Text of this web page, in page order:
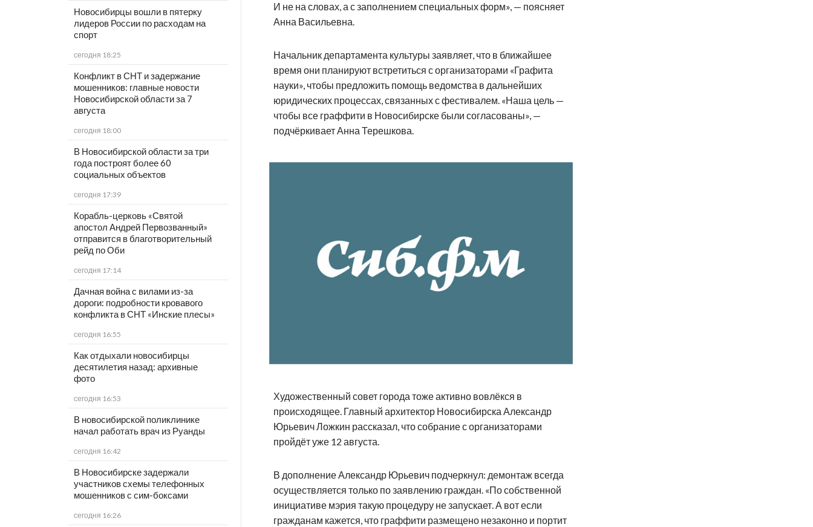
Новосибирцы вошли в пятерку
лидеров России по расходам на
спорт
сегодня 18:25
Конфликт в СНТ и задержание
мошенников: главные новости
Новосибирской области за 7
августа
сегодня 18:00
В Новосибирской области за три
года построят более 60
социальных объектов
сегодня 17:39
Корабль-церковь «Святой
апостол Андрей Первозванный»
отправится в благотворительный
рейд по Оби
сегодня 17:14
Дачная война с вилами из-за
дороги: подробности кровавого
конфликта в СНТ «Инские плесы»
сегодня 16:55
Как отдыхали новосибирцы
десятилетия назад: архивные
фото
сегодня 16:53
В новосибирской поликлинике
начал работать врач из Руанды
сегодня 16:42
В Новосибирске задержали
участников схемы телефонных
мошенников с сим-боксами
сегодня 16:26
И не на словах, а с заполнением специальных форм», — поясняет
Анна Васильевна.
Начальник департамента культуры заявляет, что в ближайшее
время они планируют встретиться с организаторами «Графита
науки», чтобы предложить помощь ведомства в дальнейших
юридических процессах, связанных с фестивалем. «Наша цель —
чтобы все граффити в Новосибирске были согласованы», —
подчёркивает Анна Терешкова.
Художественный совет города тоже активно вовлёкся в
происходящее. Главный архитектор Новосибирска Александр
Юрьевич Ложкин рассказал, что собрание с организаторами
пройдёт уже 12 августа.
В дополнение Александр Юрьевич подчеркнул: демонтаж всегда
осуществляется только по заявлению граждан. «По собственной
инициативе мэрия такую процедуру не запускает. А вот если
гражданам кажется, что граффити размещено незаконно и портит